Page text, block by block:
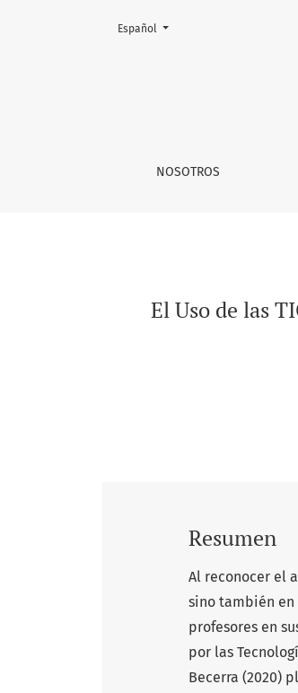
El Uso de las TIC en
NOSOTROS
Cambiar el idioma. El actual es:
Español
El Uso de las
Resumen
Al reconocer el
sino también en
profesores en
por las
Becerra (2020)